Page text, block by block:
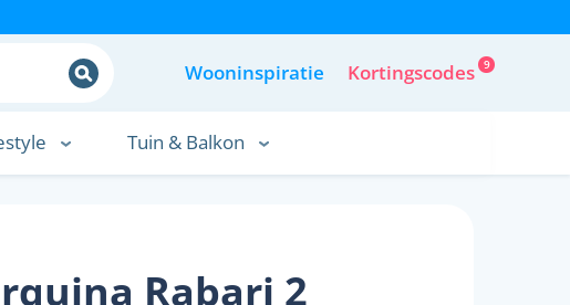
Wooninspiratie Kortingscodes 9
Tuin & Balkon
Rabari 2